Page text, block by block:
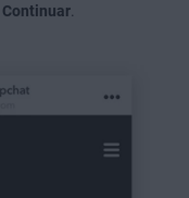
Continuar